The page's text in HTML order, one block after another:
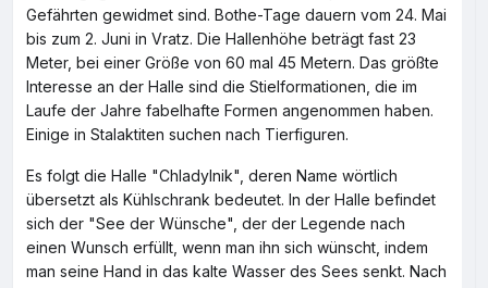
Gefährten gewidmet sind. Bothe-Tage dauern vom 24. Mai
bis zum 2. Juni in Vratz. Die Hallenhöhe beträgt fast 23
Meter, bei einer Größe von 60 mal 45 Metern. Das größte
Interesse an der Halle sind die Stielformationen, die im
Laufe der Jahre fabelhafte Formen angenommen haben.
Einige in Stalaktiten suchen nach Tierfiguren.
Es folgt die Halle "Chladylnik", deren Name wörtlich
übersetzt als Kühlschrank bedeutet. In der Halle befindet
sich der "See der Wünsche", der der Legende nach
einen Wunsch erfüllt, wenn man ihn sich wünscht, indem
man seine Hand in das kalte Wasser des Sees senkt. Nach